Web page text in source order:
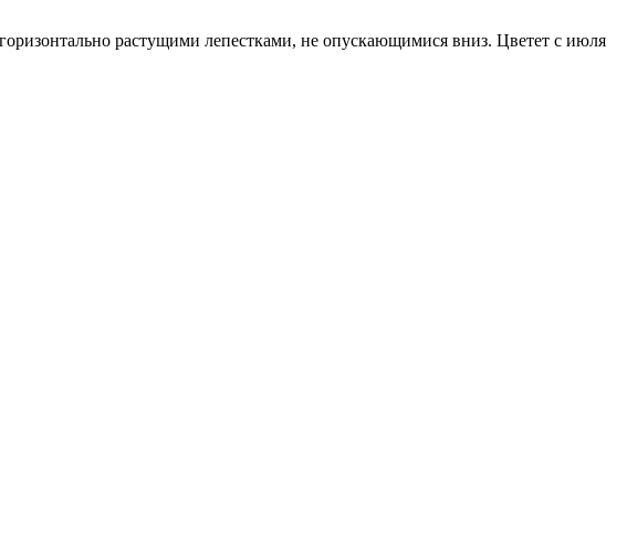
растущими лепестками, не опускающимися вниз. Цветет с июля